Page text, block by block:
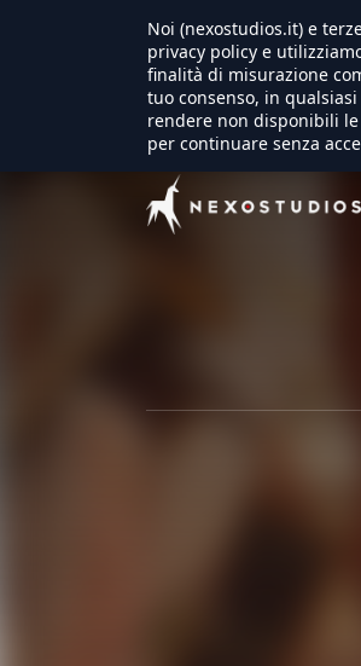
Noi (nexostudios.it) e
privacy policy e
finalità di misurazione
tuo consenso, in
rendere non disponibili le
per continuare senza